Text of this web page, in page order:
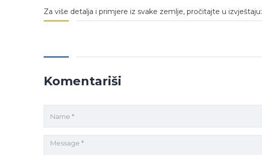
Za više detalja i primjere iz svake zemlje, pročitajte u izvještaju:
Komentariši